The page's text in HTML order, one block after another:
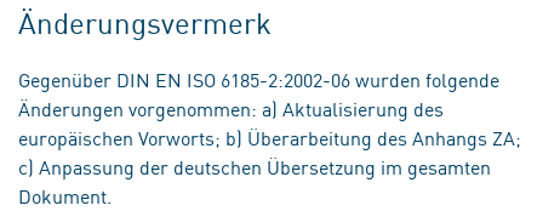
Änderungsvermerk
Gegenüber DIN EN ISO 6185-2:2002-06 wurden folgende
Änderungen vorgenommen: a) Aktualisierung des
europäischen Vorworts; b) Überarbeitung des Anhangs ZA;
c) Anpassung der deutschen Übersetzung im gesamten
Dokument.